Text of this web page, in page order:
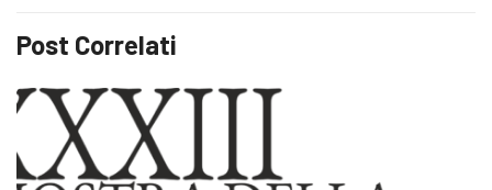
Post Correlati